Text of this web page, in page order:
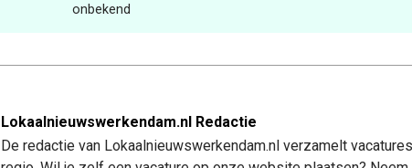
onbekend
Lokaalnieuwswerkendam.nl Redactie
De redactie van Lokaalnieuwswerkendam.nl verzamelt